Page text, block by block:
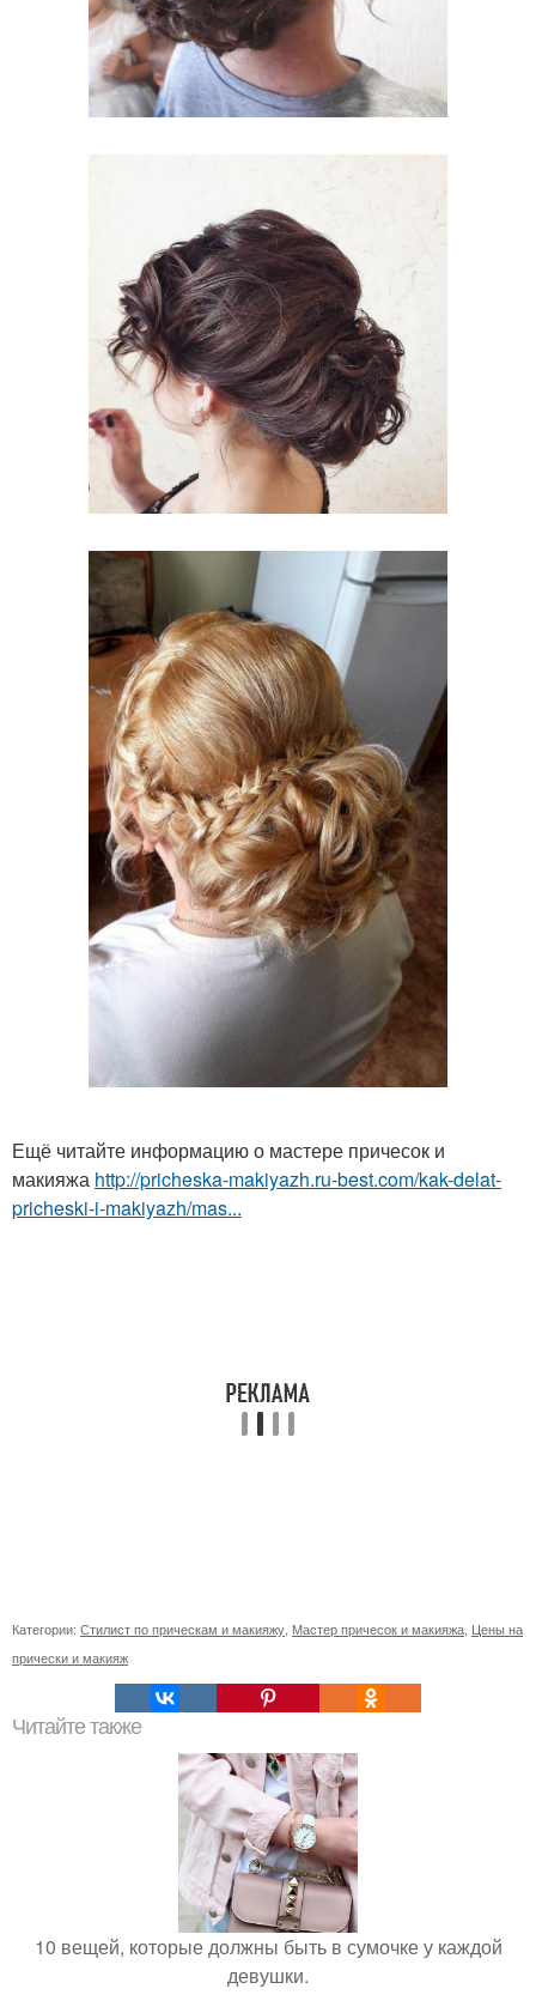
Ещё читайте информацию о мастере причесок и
макияжа http://pricheska-makiyazh.ru-best.com/kak-delat-
pricheski-i-makiyazh/mas...
Категории: Стилист по прическам и макияжу Мастер причесок и макияжа Цены на
прически и макияж
Читайте также
10 вещей, которые должны быть в сумочке у каждой
девушки.